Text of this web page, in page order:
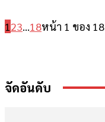
123...18หน้า 1 ของ 18
จัดอันดับ